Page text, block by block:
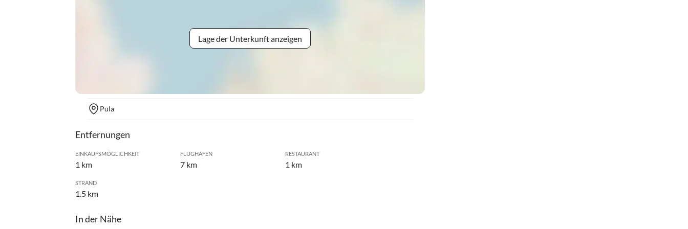
Lage der Unterkunft anzeigen
Pula
Entfernungen
EINKAUFSMÖGLICHKEIT
1 km
FLUGHAFEN
7 km
RESTAURANT
1 km
STRAND
1.5 km
In der Nähe